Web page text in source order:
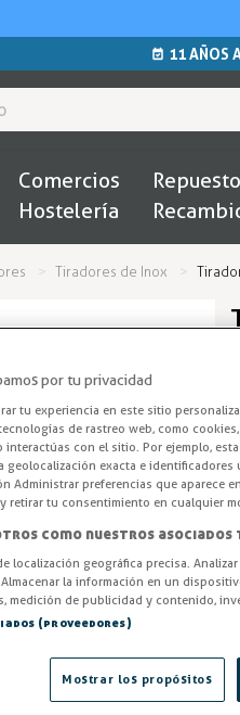
11 AÑOS
Comercios
Hostelería
Tiradores de Inox
por tu privacidad
tu experiencia en este sitio
de rastreo web, como
interactúas con el sitio. Por ejemplo,
geolocalización exacta e
Administrar preferencias que aparece
retirar tu consentimiento en cualquier
como nuestros
localización geográfica precisa.
la información en un
medición de publicidad y contenido,
(proveedores)
Mostrar los propósitos